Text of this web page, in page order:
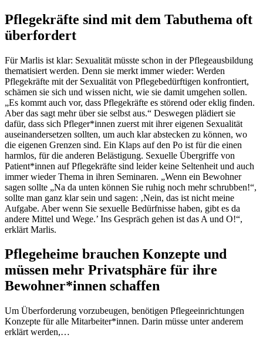
Pflegekräfte sind mit dem Tabuthema oft
überfordert
Für Marlis ist klar: Sexualität müsste schon in der Pflegeausbildung
thematisiert werden. Denn sie merkt immer wieder: Werden
Pflegekräfte mit der Sexualität von Pflegebedürftigen konfrontiert,
schämen sie sich und wissen nicht, wie sie damit umgehen sollen.
„Es kommt auch vor, dass Pflegekräfte es störend oder eklig finden.
Aber das sagt mehr über sie selbst aus.“ Deswegen plädiert sie
dafür, dass sich Pfleger*innen zuerst mit ihrer eigenen Sexualität
auseinandersetzen sollten, um auch klar abstecken zu können, wo
die eigenen Grenzen sind. Ein Klaps auf den Po ist für die einen
harmlos, für die anderen Belästigung. Sexuelle Übergriffe von
Patient*innen auf Pflegekräfte sind leider keine Seltenheit und auch
immer wieder Thema in ihren Seminaren. „Wenn ein Bewohner
sagen sollte „Na da unten können Sie ruhig noch mehr schrubben!“,
sollte man ganz klar sein und sagen: ‚Nein, das ist nicht meine
Aufgabe. Aber wenn Sie sexuelle Bedürfnisse haben, gibt es da
andere Mittel und Wege.’ Ins Gespräch gehen ist das A und O!“,
erklärt Marlis.
Pflegeheime brauchen Konzepte und
müssen mehr Privatsphäre für ihre
Bewohner*innen schaffen
Um Überforderung vorzubeugen, benötigen Pflegeeinrichtungen
Konzepte für alle Mitarbeiter*innen. Darin müsse unter anderem
erklärt werden,…